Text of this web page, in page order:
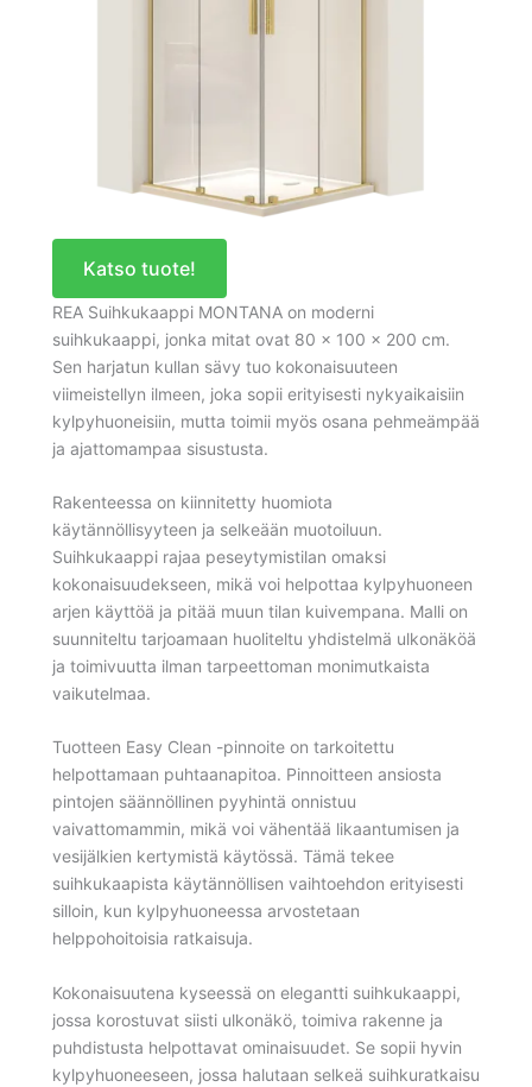
Katso tuote!
REA Suihkukaappi MONTANA on moderni
suihkukaappi, jonka mitat ovat 80 x 100 x 200 cm.
Sen harjatun kullan sävy tuo kokonaisuuteen
viimeistellyn ilmeen, joka sopii erityisesti nykyaikaisiin
kylpyhuoneisiin, mutta toimii myös osana pehmeämpää
ja ajattomampaa sisustusta.
Rakenteessa on kiinnitetty huomiota
käytännöllisyyteen ja selkeään muotoiluun.
Suihkukaappi rajaa peseytymistilan omaksi
kokonaisuudekseen, mikä voi helpottaa kylpyhuoneen
arjen käyttöä ja pitää muun tilan kuivempana. Malli on
suunniteltu tarjoamaan huoliteltu yhdistelmä ulkonäköä
ja toimivuutta ilman tarpeettoman monimutkaista
vaikutelmaa.
Tuotteen Easy Clean -pinnoite on tarkoitettu
helpottamaan puhtaanapitoa. Pinnoitteen ansiosta
pintojen säännöllinen pyyhintä onnistuu
vaivattomammin, mikä voi vähentää likaantumisen ja
vesijälkien kertymistä käytössä. Tämä tekee
suihkukaapista käytännöllisen vaihtoehdon erityisesti
silloin, kun kylpyhuoneessa arvostetaan
helppohoitoisia ratkaisuja.
Kokonaisuutena kyseessä on elegantti suihkukaappi,
jossa korostuvat siisti ulkonäkö, toimiva rakenne ja
puhdistusta helpottavat ominaisuudet. Se sopii hyvin
kylpyhuoneeseen, jossa halutaan selkeä suihkuratkaisu